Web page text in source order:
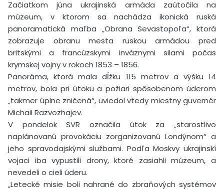
Začiatkom júna ukrajinská armáda zaútočila na
múzeum, v ktorom sa nachádza ikonická ruská
panoramatická maľba „Obrana Sevastopoľa“, ktorá
zobrazuje obranu mesta ruskou armádou pred
britskými a francúzskymi inváznymi silami počas
krymskej vojny v rokoch 1853 – 1856.
Panoráma, ktorá mala dĺžku 115 metrov a výšku 14
metrov, bola pri útoku a požiari spôsobenom úderom
„takmer úplne zničená“, uviedol vtedy miestny guvernér
Michail Razvozhajev.
V pondelok SVR označila útok za „starostlivo
naplánovanú provokáciu zorganizovanú Londýnom“ a
jeho spravodajskými službami. Podľa Moskvy ukrajinskí
vojaci iba vypustili drony, ktoré zasiahli múzeum, a
nevedeli o cieli úderu.
„Letecké misie boli nahrané do zbraňových systémov